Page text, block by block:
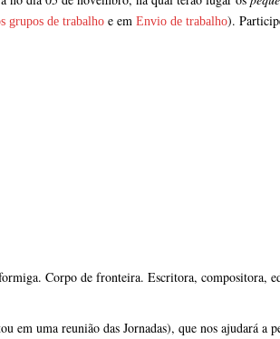
grupos de trabalho e emEnvio de trabalho).
Corpo de fronteira. Escritora, compositora,
em uma reunião das Jornadas), que nos ajudará a